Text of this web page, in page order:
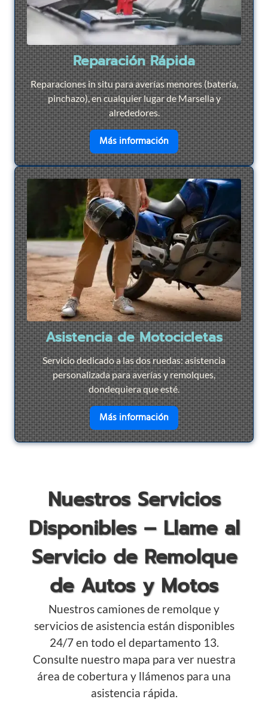
Reparación Rápida
Reparaciones in situ para averías menores (batería,
pinchazo), en cualquier lugar de Marsella y
alrededores.
Más informaciónen savoir plus sur
Asistencia de Motocicletas
Servicio dedicado a las dos ruedas: asistencia
personalizada para averías y remolques,
dondequiera que esté.
Más informaciónen savoir plus sur
Nuestros Servicios
Disponibles – Llame al
Servicio de Remolque
de Autos y Motos
Nuestros camiones de remolque y
servicios de asistencia están disponibles
24/7 en todo el departamento 13.
Consulte nuestro mapa para ver nuestra
área de cobertura y llámenos para una
asistencia rápida.